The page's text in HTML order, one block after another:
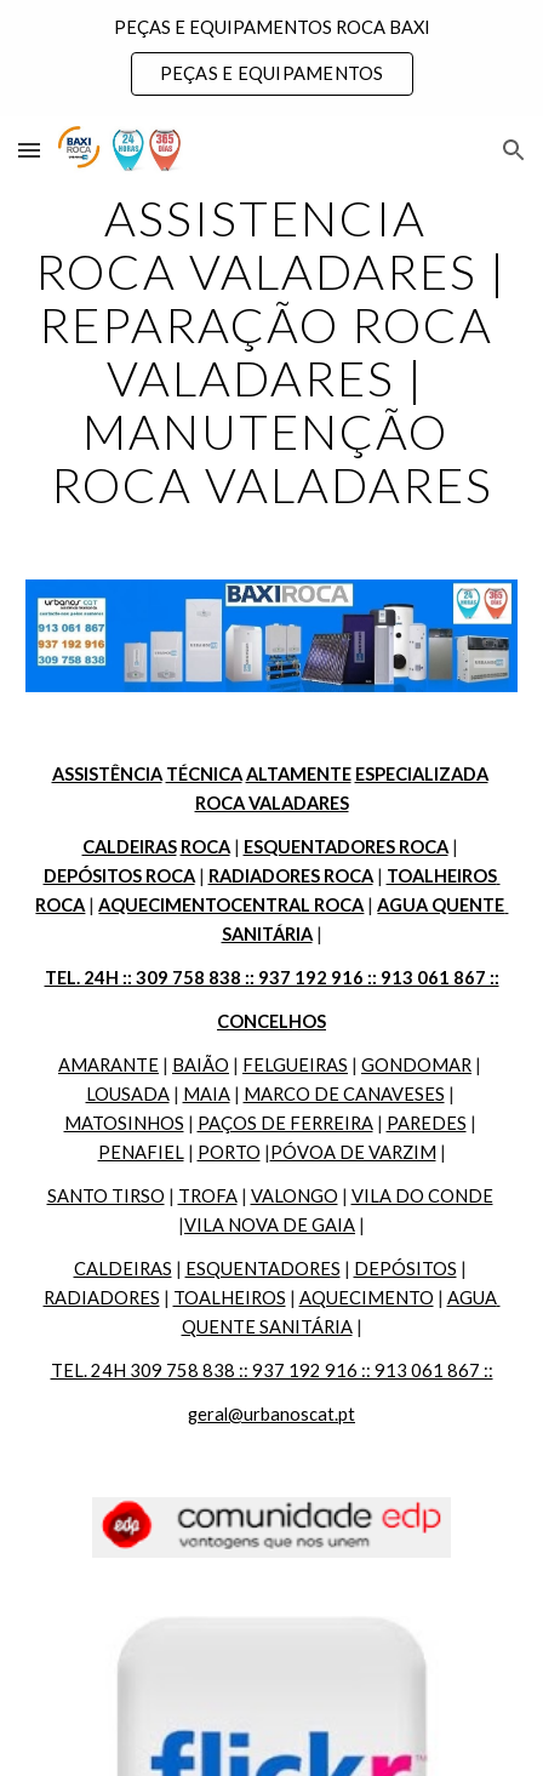
Skip to main content
PEÇAS E EQUIPAMENTOS ROCA BAXI
PEÇAS E EQUIPAMENTOS
ASSISTENCIA
ROCA VALADARES |
REPARAÇÃO ROCA
VALADARES |
MANUTENÇÃO
ROCA VALADARES
ASSISTÊNCIA TÉCNICA ALTAMENTE ESPECIALIZADA
ROCA VALADARES
CALDEIRAS ROCA | ESQUENTADORES ROCA
DEPÓSITOS ROCA | RADIADORES ROCA | TOALHEIROS
ROCA | AQUECIMENTOCENTRAL ROCA | AGUA QUENTE
SANITÁRIA |
TEL. 24H :: 309 758 838 :: 937 192 916 :: 913 061 867 ::
CONCELHOS
AMARANTE | BAIÃO | FELGUEIRAS | GONDOMAR
LOUSADA | MAIA | MARCO DE CANAVESES
MATOSINHOS | PAÇOS DE FERREIRA | PAREDES
PENAFIEL | PORTO |PÓVOA DE VARZIM |
SANTO TIRSO | TROFA | VALONGO | VILA DO CONDE
|VILA NOVA DE GAIA |
CALDEIRAS | ESQUENTADORES | DEPÓSITOS
RADIADORES | TOALHEIROS | AQUECIMENTO | AGUA
QUENTE SANITÁRIA |
TEL. 24H 309 758 838 :: 937 192 916 :: 913 061 867 ::
geral@urbanoscat.pt